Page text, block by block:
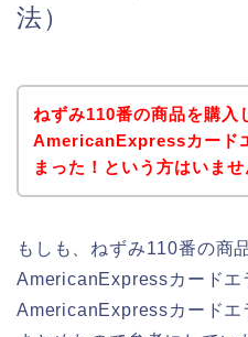
法）
ねずみ110番の商品を購入
AmericanExpressカード
まった！という方はいませ
もしも、ねずみ110番の商
AmericanExpressカードエ
AmericanExpressカードエ